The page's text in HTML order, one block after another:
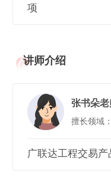
项
讲师介绍
张书朵老
擅长领域：
广联达工程交易